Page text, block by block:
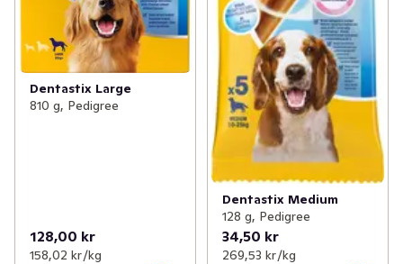
Dentastix Large
810 g, Pedigree
128,00 kr
158,02 kr /kg
Dentastix Medium
128 g, Pedigree
34,50 kr
269,53 kr /kg